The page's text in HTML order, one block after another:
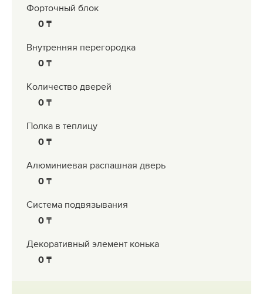
Форточный блок
0
Внутренняя перегородка
0
Количество дверей
0
Полка в теплицу
0
Алюминиевая распашная дверь
0
Система подвязывания
0
Декоративный элемент конька
0